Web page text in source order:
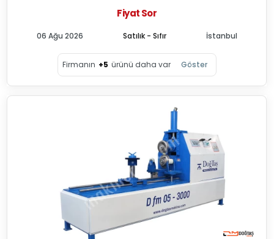
Fiyat Sor
Satılık - Sıfır
06 Ağu 2026 İstanbul
Firmanın +5 ürünü daha var Göster